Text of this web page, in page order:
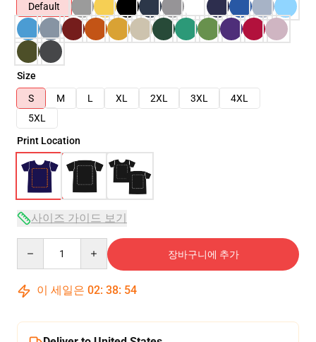
Default
Size
S
M L XL 2XL 3XL
4XL
5XL
Print Location
사이즈 가이드 보기
장바구니에 추가
이 세일은 02: 38: 54